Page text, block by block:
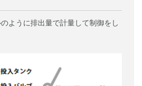
ように排出量で計量して制御をし